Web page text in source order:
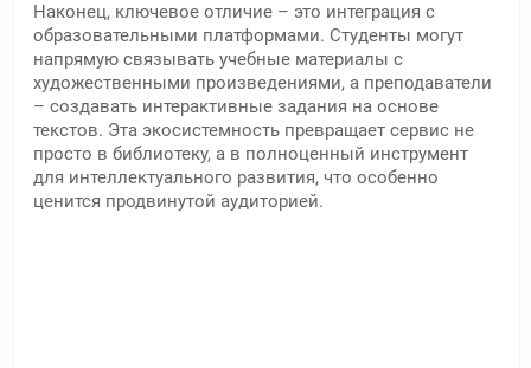
Наконец, ключевое отличие – это интеграция с
образовательными платформами. Студенты могут
напрямую связывать учебные материалы с
художественными произведениями, а преподаватели
– создавать интерактивные задания на основе
текстов. Эта экосистемность превращает сервис не
просто в библиотеку, а в полноценный инструмент
для интеллектуального развития, что особенно
ценится продвинутой аудиторией.